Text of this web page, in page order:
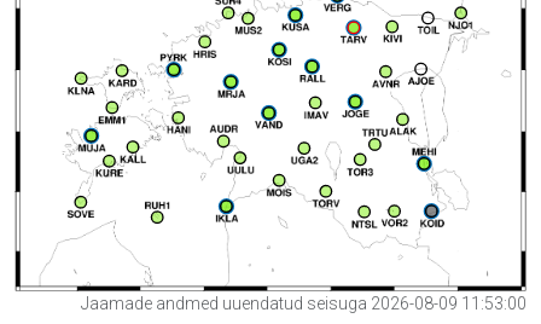
Jaamade andmed uuendatud seisuga 2026-08-09 11:53:00